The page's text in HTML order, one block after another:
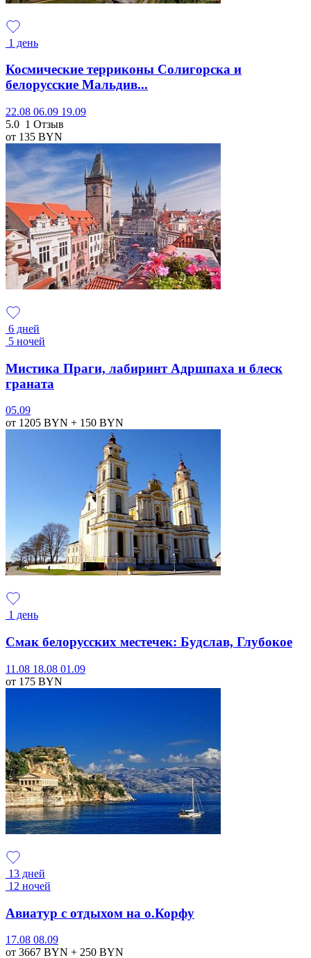
1 день
Космические терриконы Солигорска и
белорусские Мальдив...
22.08 06.09 19.09
5.0 1 Отзыв
от 135 BYN
6 дней
5 ночей
Мистика Праги, лабиринт Адршпаха и блеск
граната
05.09
от 1205 BYN + 150 BYN
1 день
Смак белорусских местечек: Будслав, Глубокое
11.08 18.08 01.09
от 175 BYN
13 дней
12 ночей
Авиатур с отдыхом на о.Корфу
17.08 08.09
от 3667 BYN + 250 BYN